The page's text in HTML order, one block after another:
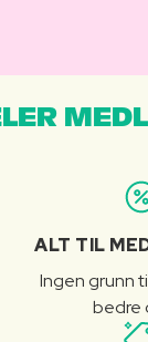
ALT TIL
Ingen grunn
bedre